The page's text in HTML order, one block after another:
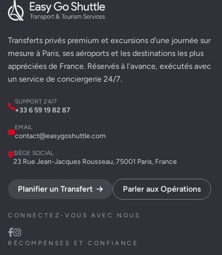
Transferts privés premium et excursions d'une journée sur
mesure à Paris, ses aéroports et les destinations les plus
appréciées de France. Réservés à l'avance, exécutés avec
un service de conciergerie 24/7.
SUPPORT 24/7
+33 6 59 19 82 87
EMAIL
contact@easygoshuttle.com
SIÈGE SOCIAL
23 Rue Jean-Jacques Rousseau, 75001 Paris, France
Planifier un Transfert Parler aux Opérations
CONNECTEZ-VOUS AVEC NOUS
RÉCOMPENSES ET CONFIANCE